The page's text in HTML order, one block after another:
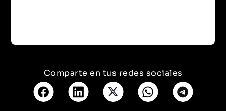
Comparte en tus redes sociales